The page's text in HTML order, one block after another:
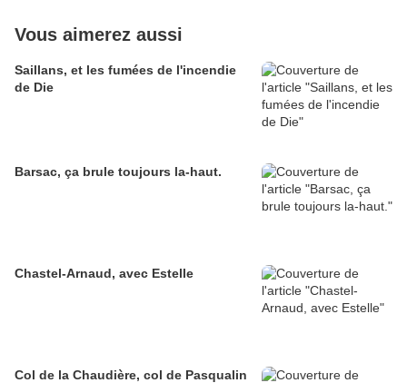
Vous aimerez aussi
Saillans, et les fumées de l'incendie
de Die
Barsac, ça brule toujours la-haut.
Chastel-Arnaud, avec Estelle
Col de la Chaudière, col de Pasqualin